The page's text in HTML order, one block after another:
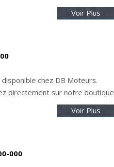
Voir Plus
chez DB Moteurs.
directement sur notre boutique
Voir Plus
000